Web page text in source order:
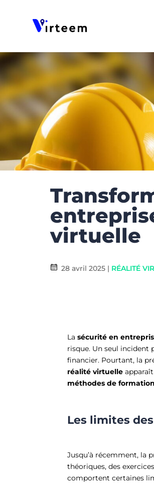
virtuelle
28 avril 2025 | RÉALITÉ
La sécurité en
risque. Un seul incident
financier. Pourtant, la
réalité virtuelle
méthodes de formation
Les limites
Jusqu’à récemment, la
théoriques, des
comportent certaines